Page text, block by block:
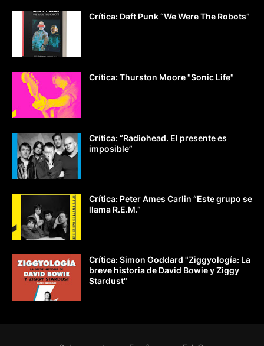
Crítica: Daft Punk “We Were The Robots”
Crítica: Thurston Moore "Sonic Life"
Crítica: “Radiohead. El presente es
imposible”
Crítica: Peter Ames Carlin “Este grupo se
llama R.E.M.”
Crítica: Simon Goddard "Ziggyología: La
breve historia de David Bowie y Ziggy
Stardust"